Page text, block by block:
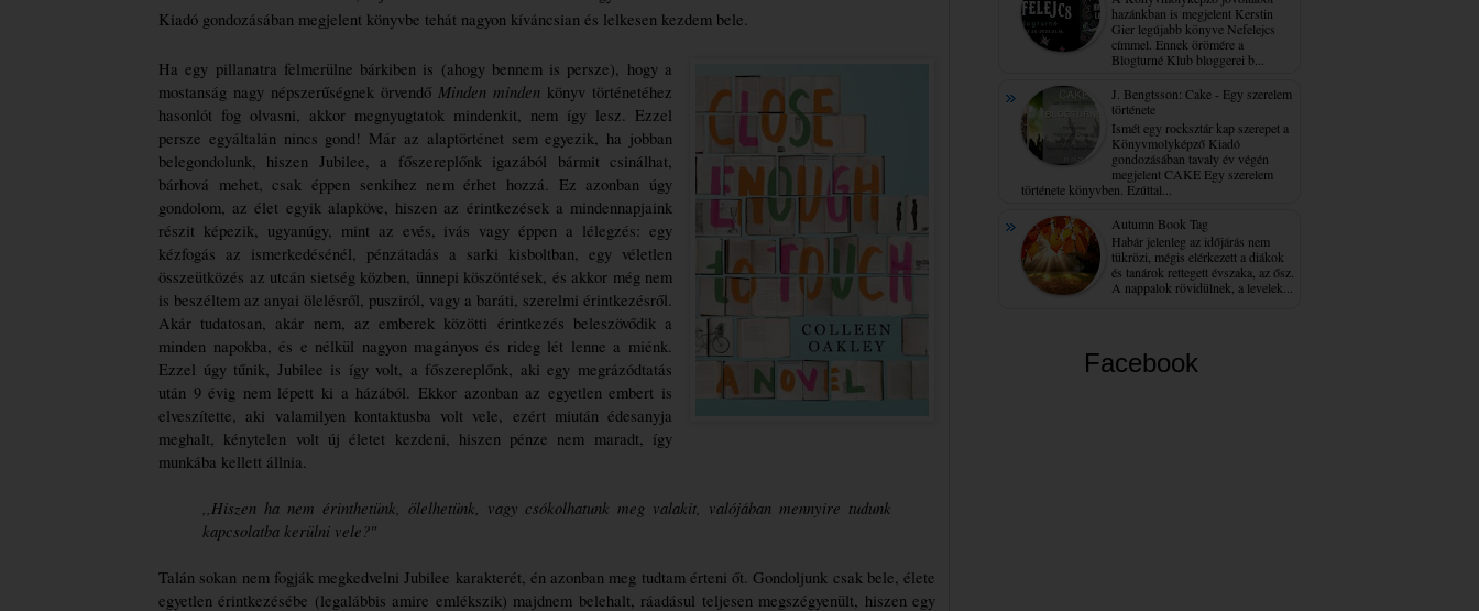
Kiadó gondozásában megjelent könyvbe tehát nagyon kíváncsian és lelkesen kezdem bele.
Ha egy pillanatra felmerülne bárkiben is (ahogy bennem is persze), hogy a
mostanság nagy népszerűségnek örvendő Minden minden könyv történetéhez
hasonlót fog olvasni, akkor megnyugtatok mindenkit, nem így lesz. Ezzel
persze egyáltalán nincs gond! Már az alaptörténet sem egyezik, ha jobban
belegondolunk, hiszen Jubilee, a főszereplőnk igazából bármit csinálhat,
bárhová mehet, csak éppen senkihez nem érhet hozzá. Ez azonban úgy
gondolom, az élet egyik alapköve, hiszen az érintkezések a mindennapjaink
részit képezik, ugyanúgy, mint az evés, ivás vagy éppen a lélegzés: egy
kézfogás az ismerkedésénél, pénzátadás a sarki kisboltban, egy véletlen
összeütközés az utcán sietség közben, ünnepi köszöntések, és akkor még nem
is beszéltem az anyai ölelésről, pusziról, vagy a baráti, szerelmi érintkezésről.
Akár tudatosan, akár nem, az emberek közötti érintkezés beleszövődik a
minden napokba, és e nélkül nagyon magányos és rideg lét lenne a miénk.
Ezzel úgy tűnik, Jubilee is így volt, a főszereplőnk, aki egy megrázódtatás
után 9 évig nem lépett ki a házából. Ekkor azonban az egyetlen embert is
elveszítette, aki valamilyen kontaktusba volt vele, ezért miután édesanyja
meghalt, kénytelen volt új életet kezdeni, hiszen pénze nem maradt, így
munkába kellett állnia.
,,Hiszen ha nem érinthetünk, ölelhetünk, vagy csókolhatunk meg valakit, valójában mennyire tudunk
kapcsolatba kerülni vele?"
Talán sokan nem fogják megkedvelni Jubilee karakterét, én azonban meg tudtam érteni őt. Gondoljunk csak bele, élete
egyetlen érintkezésébe (legalábbis amire emlékszik) majdnem belehalt, ráadásul teljesen megszégyenült, hiszen egy
hazánkban is megjelent Kerstin
Gier legújabb könyve Nefelejcs
címmel. Ennek örömére a
Blogturné Klub bloggerei b...
J. Bengtsson: Cake - Egy ​szerelem
története
Ismét egy rocksztár kap szerepet a
Könyvmolyképző Kiadó
gondozásában tavaly év végén
megjelent CAKE Egy szerelem
története könyvben. Ezúttal...
Autumn Book Tag
Habár jelenleg az időjárás nem
tükrözi, mégis elérkezett a diákok
és tanárok rettegett évszaka, az ősz.
A nappalok rövidülnek, a levelek...
Facebook